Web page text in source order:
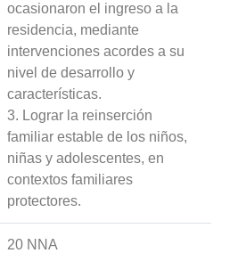
ocasionaron el ingreso a la
residencia, mediante
intervenciones acordes a su
nivel de desarrollo y
características.
3. Lograr la reinserción
familiar estable de los niños,
niñas y adolescentes, en
contextos familiares
protectores.
20 NNA